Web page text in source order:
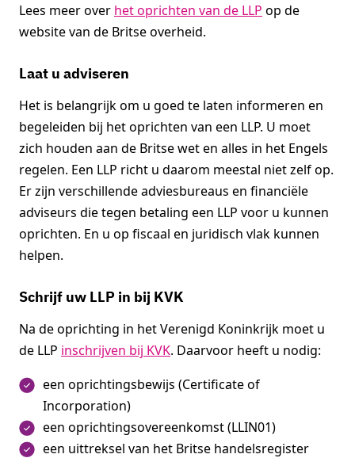
Lees meer over het oprichten van de LLP op de
website van de Britse overheid.
Laat u adviseren
Het is belangrijk om u goed te laten informeren en
begeleiden bij het oprichten van een LLP. U moet
zich houden aan de Britse wet en alles in het Engels
regelen. Een LLP richt u daarom meestal niet zelf op.
Er zijn verschillende adviesbureaus en financiële
adviseurs die tegen betaling een LLP voor u kunnen
oprichten. En u op fiscaal en juridisch vlak kunnen
helpen.
Schrijf uw LLP in bij KVK
Na de oprichting in het Verenigd Koninkrijk moet u
de LLP inschrijven bij KVK. Daarvoor heeft u nodig:
een oprichtingsbewijs (Certificate of
Incorporation)
een oprichtingsovereenkomst (LLIN01)
een uittreksel van het Britse handelsregister